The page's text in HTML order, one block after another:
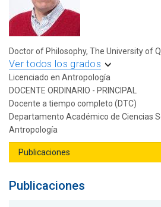
Doctor of Philosophy, The University of
Ver todos los grados
Licenciado en Antropología
DOCENTE ORDINARIO - PRINCIPAL
Docente a tiempo completo (DTC)
Departamento Académico de Ciencias
Antropología
Publicaciones